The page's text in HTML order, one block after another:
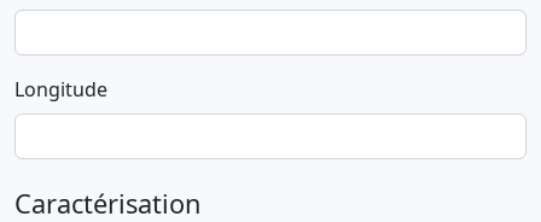
Longitude
Caractérisation